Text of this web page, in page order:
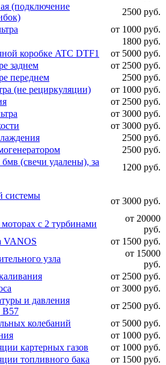
(подключение
2500 руб.
от 1000 руб.
1800 руб.
коробке ATC DTF1
от 5000 руб.
заднем
от 2500 руб.
переднем
2500 руб.
(не рециркуляции)
от 1000 руб.
от 2500 руб.
от 3000 руб.
от 3000 руб.
2500 руб.
2500 руб.
(свечи удалены), за
1200 руб.
системы
от 3000 руб.
с 2 турбинами
от 20000
руб.
VANOS
от 1500 руб.
узла
от 15000
руб.
от 2500 руб.
от 3000 руб.
и давления
B57
от 2500 руб.
колебаний
от 5000 руб.
от 1000 руб.
картерных газов
от 1000 руб.
топливного бака
от 1500 руб.